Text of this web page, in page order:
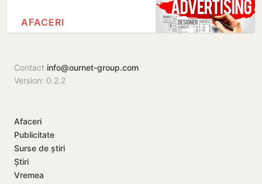
AFACERI
Contact info@ournet-group.com
Version: 0.2.2
Afaceri
Publicitate
Surse de știri
Știri
Vremea